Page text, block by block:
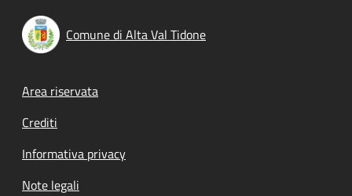
Comune di Alta Val Tidone
Footer menu
Area riservata
Crediti
Informativa privacy
Note legali